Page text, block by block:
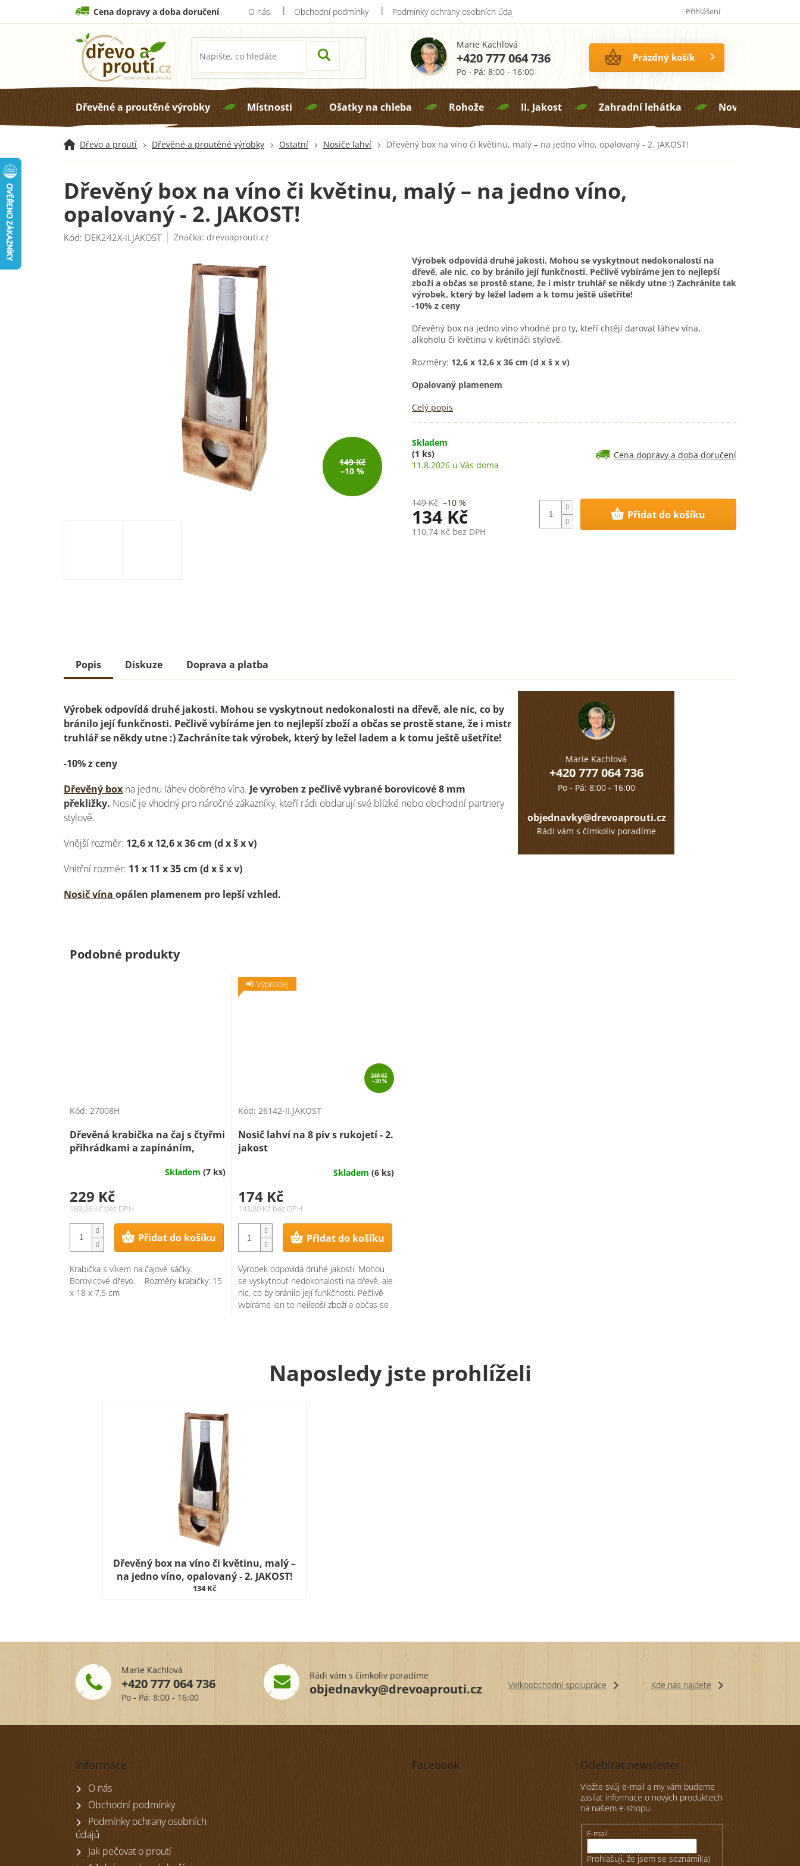
obsah
Cena dopravy a doba doručení O nás Obchodní podmínky Podmínky ochrany osobních údajů 14 dní na vrácení zboží
Přihlášení
Marie Kachlová
+420 777 064 736
Po - Pá: 8:00 - 16:00
NÁKUPNÍ
KOŠÍK
Prázdný košík
Dřevěné a proutěné výrobky Místnosti Ošatky na chleba Rohože II. Jakost Zahradní lehátka Novinky
Dřevo a proutí Dřevěné a proutěné výrobky Ostatní Nosiče lahví Dřevěný box na víno či květinu, malý – na jedno víno, opalovaný - 2. JAKOST!
Dřevěný box na víno či květinu, malý – na jedno víno,
opalovaný - 2. JAKOST!
Kód: DEK242X-II.JAKOST Značka: drevoaprouti.cz
149 Kč
–10 %
Výrobek odpovídá druhé jakosti. Mohou se vyskytnout nedokonalosti na
dřevě, ale nic, co by bránilo její funkčnosti. Pečlivě vybíráme jen to nejlepší
zboží a občas se prostě stane, že i mistr truhlář se někdy utne :) Zachráníte tak
výrobek, který by ležel ladem a k tomu ještě ušetříte!
-10% z ceny
Dřevěný box na jedno víno vhodné pro ty, kteří chtějí darovat láhev vína,
alkoholu či květinu v květináči stylově.
Rozměry: 12,6 x 12,6 x 36 cm (d x š x v)
Opalovaný plamenem
Celý popis
Skladem
(1 ks)
11.8.2026
Cena dopravy a doba doručení
149 Kč –10 %
134 Kč
110,74 Kč bez DPH
Přidat do košíku
Popis Diskuze Doprava a platba
Výrobek odpovídá druhé jakosti. Mohou se vyskytnout nedokonalosti na dřevě, ale nic, co by
bránilo její funkčnosti. Pečlivě vybíráme jen to nejlepší zboží a občas se prostě stane, že i mistr
truhlář se někdy utne :) Zachráníte tak výrobek, který by ležel ladem a k tomu ještě ušetříte!
-10% z ceny
Dřevěný box na jednu láhev dobrého vína. Je vyroben z pečlivě vybrané borovicové 8 mm
překližky. Nosič je vhodný pro náročné zákazníky, kteří rádi obdarují své blízké nebo obchodní partnery
stylově.
Vnější rozměr: 12,6 x 12,6 x 36 cm (d x š x v)
Vnitřní rozměr: 11 x 11 x 35 cm (d x š x v)
Nosič vína opálen plamenem pro lepší vzhled.
Marie Kachlová
+420 777 064 736
Po - Pá: 8:00 - 16:00
objednavky@drevoaprouti.cz
Rádi vám s čímkoliv poradíme
Podobné produkty
Dřevěná krabička na čaj s čtyřmi
přihrádkami a zapínáním,
Skladem (7 ks)
189,26 Kč bez DPH
229 Kč
Přidat do košíku
Krabička s víkem na čajové sáčky.
Borovicové dřevo. Rozměry krabičky: 15
x 18 x 7,5 cm
Kód: 27008H
📢 Výprodej
249 Kč
–30 %
Nosič lahví na 8 piv s rukojetí - 2.
jakost
Skladem (6 ks)
143,80 Kč bez DPH
174 Kč
Přidat do košíku
Výrobek odpovídá druhé jakosti. Mohou
se vyskytnout nedokonalosti na dřevě, ale
nic, co by bránilo její funkčnosti. Pečlivě
vybíráme jen to nejlepší zboží a občas se
Kód: 26142-II.JAKOST
Naposledy jste prohlíželi
Dřevěný box na víno či květinu, malý –
na jedno víno, opalovaný - 2. JAKOST!
134 Kč
Marie Kachlová
+420 777 064 736
Po - Pá: 8:00 - 16:00 objednavky@drevoaprouti.cz
Rádi vám s čímkoliv poradíme
Velkoobchodní spolupráce
Kde nás najdete
Informace
O nás
Obchodní podmínky
Podmínky ochrany osobních
údajů
Jak pečovat o proutí
Facebook Odebírat newsletter
Vložte svůj e-mail a my vám budeme
zasílat informace o nových produktech
na našem e-shopu.
E-mail
Prohlašuji, že jsem se seznámil(a)